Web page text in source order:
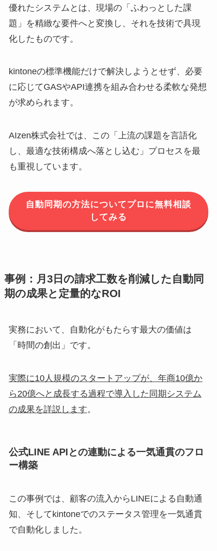
優れたシステムとは、現場の「ふわっとした課
題」を精緻な要件へと変換し、それを技術で具現
化したものです。
kintoneの標準機能だけで解決しようとせず、必要
に応じてGASやAPI連携を組み合わせる柔軟な発想
が求められます。
AIzen株式会社では、この「上流の課題を言語化
し、最適な技術構成へ落とし込む」プロセスを最
も重視しています。
自動同期の方法についてプロに無料相談
してみる
事例：月3日の請求工数を削減した自動同
期の成果と定量的なROI
実務において、自動化がもたらす最大の価値は
「時間の創出」です。
実際に10人規模のスタートアップが、年商10億か
ら20億へと成長する過程で導入した同期システム
の成果を詳説します。
公式LINE APIとの連動による一気通貫のフロ
ー構築
この事例では、顧客の流入からLINEによる自動通
知、そしてkintoneでのステータス管理を一気通貫
で自動化しました。